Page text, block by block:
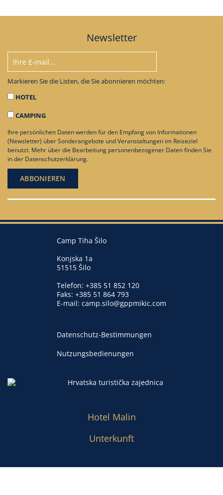
Newsletter
Markieren Sie die Listen, die Sie abonnieren möchten:
HOTEL
CAMPING
Ihre persönlichen Daten werden für den Empfang von Informationen
(Newsletter) über Sonderangebote und Veranstaltungen im Reiseziel
benutzt. Mehr über die Bearbeitung personenbezogener Daten finden Sie
in der Datenschutzerklärung.
Camp Tiha Šilo
Konjska 1a
51515 Šilo
Telefon: +385 51 852 120
Faks: +385 51 864 793
E-mail: camp.silo@gppmikic.com
Datenschutz-Bestimmungen
Nutzungsbedienungen
Hotel Malin
Unterkunft